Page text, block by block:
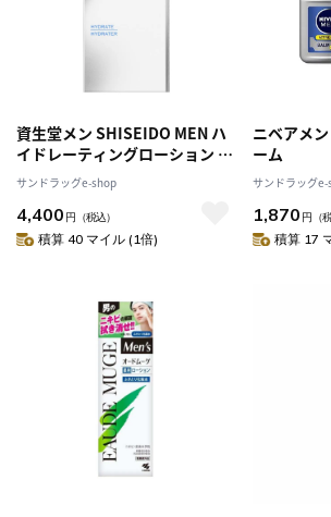
資生堂メン SHISEIDO MEN ハ
イドレーティングローション C
150ml
サンドラッグe-shop
4,400 円 （税込）
積算 40 マイル (1倍)
ニベアメ
ーム
サンドラッグ
1,870 円 （
積算 17